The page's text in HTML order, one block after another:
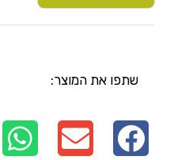
שתפו את המוצר: